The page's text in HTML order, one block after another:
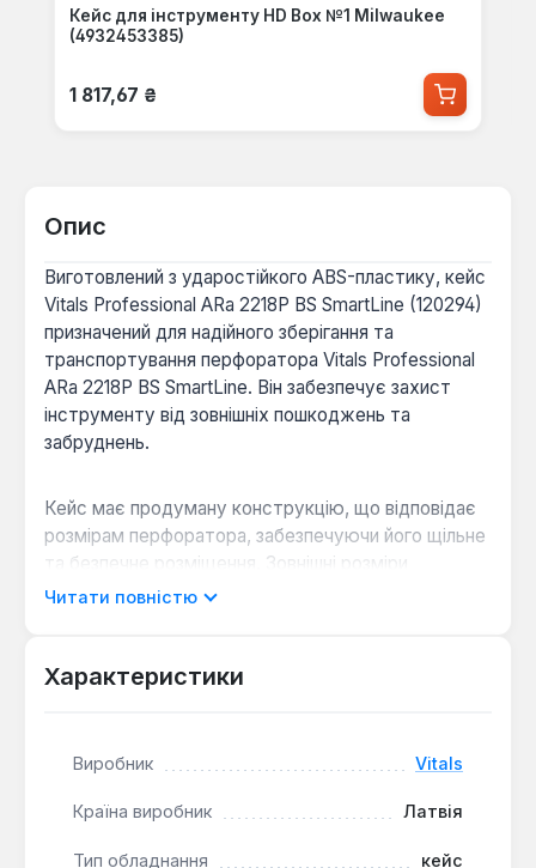
Кейс для інструменту HD Box №1 Milwaukee
(4932453385)
Звичайна ціна:
1 817,67 ₴
Опис
Виготовлений з ударостійкого ABS-пластику, кейс
Vitals Professional ARa 2218P BS SmartLine (120294)
призначений для надійного зберігання та
транспортування перфоратора Vitals Professional
ARa 2218P BS SmartLine. Він забезпечує захист
інструменту від зовнішніх пошкоджень та
забруднень.
Кейс має продуману конструкцію, що відповідає
розмірам перфоратора, забезпечуючи його щільне
та безпечне розміщення. Зовнішні розміри
становлять 41х12х32 см, а внутрішні – 39.5х11х30.5
міцний пластик, який витримує значні
стані.
Ударостійкий матеріал: Виготовлений з ABS-
пластику, що забезпечує високий рівень
Читати повністю
Характеристики
Виробник Vitals
Країна виробник Латвія
Тип обладнання кейс